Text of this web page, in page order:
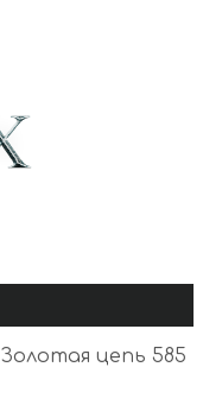
Золотая цепь 585